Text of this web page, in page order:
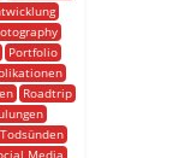
Portfolio
Roadtrip
Media